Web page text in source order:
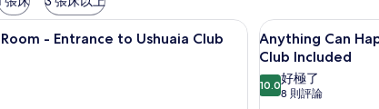
高級寢具、迷你吧、客房內保險箱、書桌
- Entrance to Ushuaia Club
顯
示
Anything
Can
8
Anything Can
Club Included
10.010.0 分，滿分 10 分
好極了
8 則評論
(8